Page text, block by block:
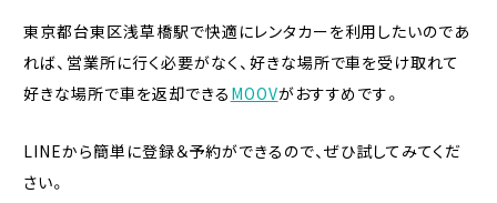
東京都台東区浅草橋駅で快適にレンタカーを利用したいのであ
れば、営業所に行く必要がなく、好きな場所で車を受け取れて
好きな場所で車を返却できる MOOVがおすすめです。
LINEから簡単に登録＆予約ができるので、ぜひ試してみてくだ
さい。